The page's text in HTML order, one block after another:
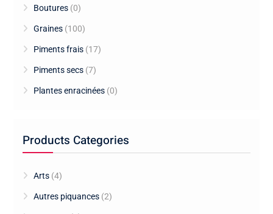
Boutures (0)
Graines (100)
Piments frais (17)
Piments secs (7)
Plantes enracinées (0)
Products Categories
Arts (4)
Autres piquances (2)